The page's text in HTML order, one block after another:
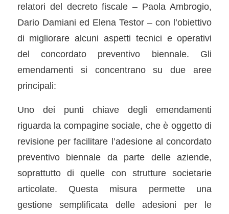
relatori del decreto fiscale – Paola Ambrogio,
Dario Damiani ed Elena Testor – con l’obiettivo
di migliorare alcuni aspetti tecnici e operativi
del concordato preventivo biennale. Gli
emendamenti si concentrano su due aree
principali:
Uno dei punti chiave degli emendamenti
riguarda la compagine sociale, che è oggetto di
revisione per facilitare l’adesione al concordato
preventivo biennale da parte delle aziende,
soprattutto di quelle con strutture societarie
articolate. Questa misura permette una
gestione semplificata delle adesioni per le